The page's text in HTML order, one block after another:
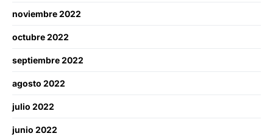
noviembre 2022
octubre 2022
septiembre 2022
agosto 2022
julio 2022
junio 2022